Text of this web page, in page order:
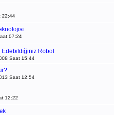
22:44
07:24
Edebildiğiniz Robot
Saat 15:44
Saat 12:54
12:22